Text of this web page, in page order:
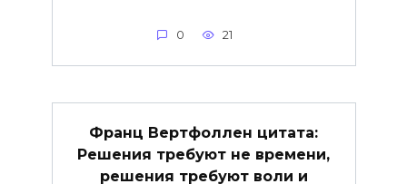
0 21
Франц Вертфоллен цитата:
Решения требуют не времени,
решения требуют воли и